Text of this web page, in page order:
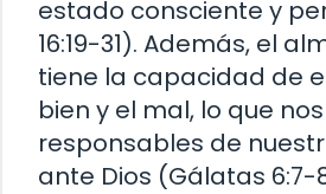
estado consciente y
16:19-31). Además, el
tiene la capacidad de
bien y el mal, lo que
responsables de
ante Dios (Gálatas 6:7-